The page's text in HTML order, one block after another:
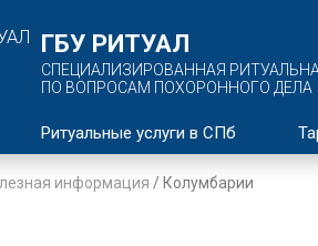
ГБУ РИТУАЛ
СПЕЦИАЛИЗИРОВАННАЯ
ПО ВОПРОСАМ ПОХОРОННОГО ДЕЛА
Ритуальные услуги в СПб
информация / Колумбарии